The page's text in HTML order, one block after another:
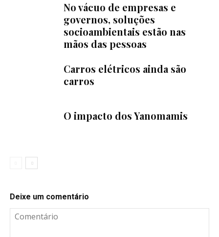
No vácuo de empresas e
governos, soluções
socioambientais estão nas
mãos das pessoas
Carros elétricos ainda são
carros
O impacto dos Yanomamis
Deixe um comentário